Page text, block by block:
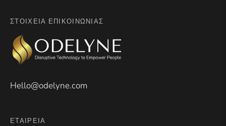
ΣΤΟΙΧΕΊΑ ΕΠΙΚΟΙΝΩΝΊΑΣ
Hello@odelyne.com
ΕΤΑΙΡΕΊΑ